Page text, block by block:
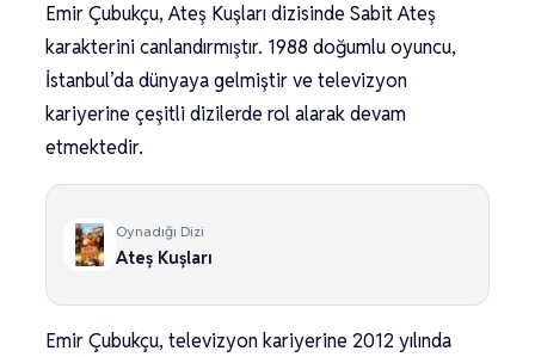
Emir Çubukçu, Ateş Kuşları dizisinde Sabit Ateş
karakterini canlandırmıştır. 1988 doğumlu oyuncu,
İstanbul’da dünyaya gelmiştir ve televizyon
kariyerine çeşitli dizilerde rol alarak devam
etmektedir.
Oynadığı Dizi
Ateş Kuşları
Emir Çubukçu, televizyon kariyerine 2012 yılında